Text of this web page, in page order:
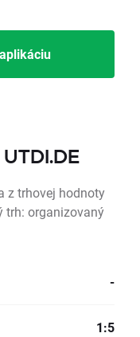
z trhovej hodnoty
trh: organizovaný
-
1:5